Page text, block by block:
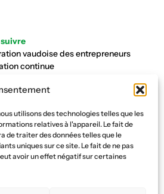
utilisons des technologies telles que les
relatives à l'appareil. Le fait de
de traiter des données telles que le
uniques sur ce site. Le fait de ne pas
avoir un effet négatif sur certaines
vaudoise des entrepreneurs
continue
AVS 66.1